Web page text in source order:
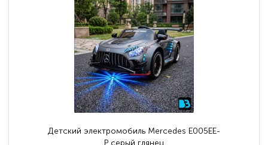
Детский электромобиль Mercedes E005EE-
P серый глянец